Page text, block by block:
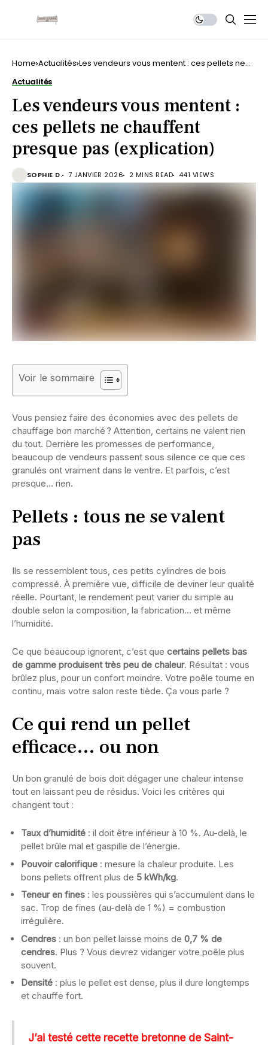
Home Actualités Les vendeurs vous mentent : ces pellets ne
Actualités
Les vendeurs vous mentent :
ces pellets ne chauffent
presque pas (explication)
SOPHIE D. 7 JANVIER 2026 2 MINS READ 441 VIEWS
Voir le sommaire
Vous pensiez faire des économies avec des pellets de
chauffage bon marché ? Attention, certains ne valent rien
du tout. Derrière les promesses de performance,
beaucoup de vendeurs passent sous silence ce que ces
granulés ont vraiment dans le ventre. Et parfois, c’est
presque… rien.
Pellets : tous ne se valent
pas
Ils se ressemblent tous, ces petits cylindres de bois
compressé. À première vue, difficile de deviner leur qualité
réelle. Pourtant, le rendement peut varier du simple au
double selon la composition, la fabrication… et même
l’humidité.
Ce que beaucoup ignorent, c’est que certains pellets bas
de gamme produisent très peu de chaleur. Résultat : vous
brûlez plus, pour un confort moindre. Votre poêle tourne en
continu, mais votre salon reste tiède. Ça vous parle ?
Ce qui rend un pellet
efficace… ou non
Un bon granulé de bois doit dégager une chaleur intense
tout en laissant peu de résidus. Voici les critères qui
changent tout :
Taux d’humidité : il doit être inférieur à 10 %. Au-delà, le
pellet brûle mal et gaspille de l’énergie.
Pouvoir calorifique : mesure la chaleur produite. Les
bons pellets offrent plus de 5 kWh/kg.
Teneur en fines : les poussières qui s’accumulent dans le
sac. Trop de fines (au-delà de 1 %) = combustion
irrégulière.
Cendres : un bon pellet laisse moins de 0,7 % de
cendres. Plus ? Vous devrez vidanger votre poêle plus
souvent.
Densité : plus le pellet est dense, plus il dure longtemps
et chauffe fort.
J’ai testé cette recette bretonne de Saint-